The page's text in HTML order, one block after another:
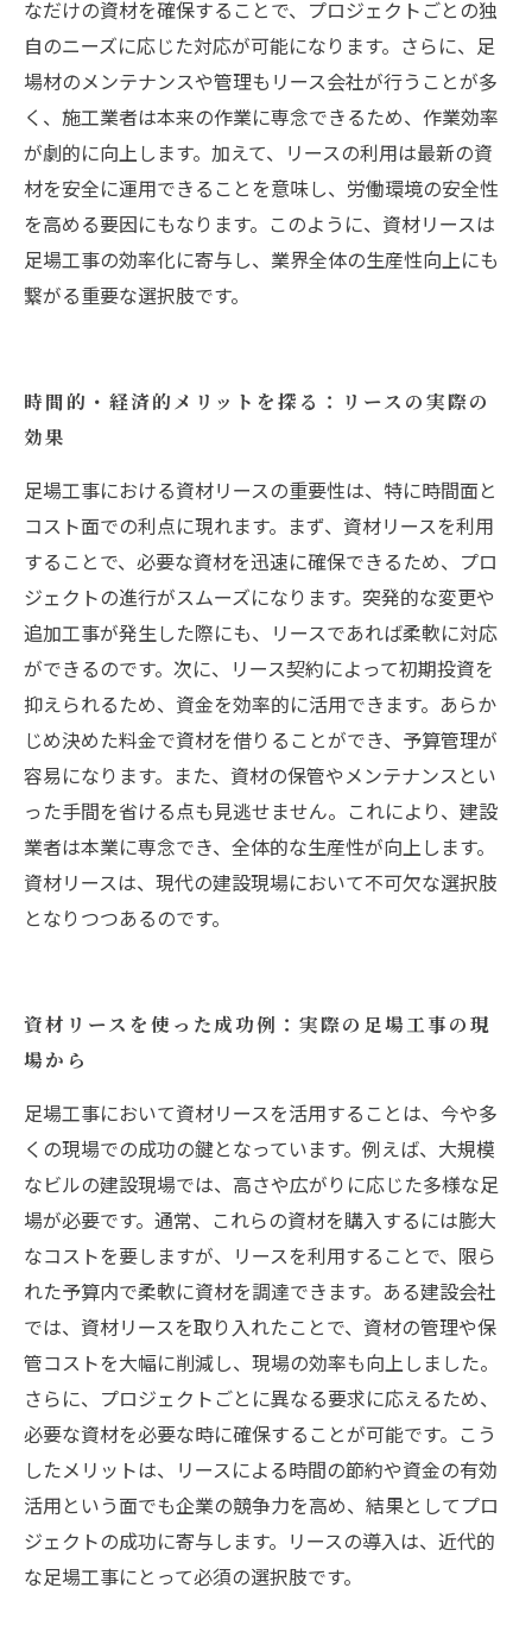
なだけの資材を確保することで、プロジェクトごとの独
自のニーズに応じた対応が可能になります。さらに、足
場材のメンテナンスや管理もリース会社が行うことが多
く、施工業者は本来の作業に専念できるため、作業効率
が劇的に向上します。加えて、リースの利用は最新の資
材を安全に運用できることを意味し、労働環境の安全性
を高める要因にもなります。このように、資材リースは
足場工事の効率化に寄与し、業界全体の生産性向上にも
繋がる重要な選択肢です。
時間的・経済的メリットを探る：リースの実際の
効果
足場工事における資材リースの重要性は、特に時間面と
コスト面での利点に現れます。まず、資材リースを利用
することで、必要な資材を迅速に確保できるため、プロ
ジェクトの進行がスムーズになります。突発的な変更や
追加工事が発生した際にも、リースであれば柔軟に対応
ができるのです。次に、リース契約によって初期投資を
抑えられるため、資金を効率的に活用できます。あらか
じめ決めた料金で資材を借りることができ、予算管理が
容易になります。また、資材の保管やメンテナンスとい
った手間を省ける点も見逃せません。これにより、建設
業者は本業に専念でき、全体的な生産性が向上します。
資材リースは、現代の建設現場において不可欠な選択肢
となりつつあるのです。
資材リースを使った成功例：実際の足場工事の現
場から
足場工事において資材リースを活用することは、今や多
くの現場での成功の鍵となっています。例えば、大規模
なビルの建設現場では、高さや広がりに応じた多様な足
場が必要です。通常、これらの資材を購入するには膨大
なコストを要しますが、リースを利用することで、限ら
れた予算内で柔軟に資材を調達できます。ある建設会社
では、資材リースを取り入れたことで、資材の管理や保
管コストを大幅に削減し、現場の効率も向上しました。
さらに、プロジェクトごとに異なる要求に応えるため、
必要な資材を必要な時に確保することが可能です。こう
したメリットは、リースによる時間の節約や資金の有効
活用という面でも企業の競争力を高め、結果としてプロ
ジェクトの成功に寄与します。リースの導入は、近代的
な足場工事にとって必須の選択肢です。